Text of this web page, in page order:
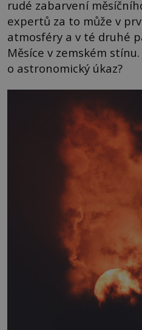
rudé zabarvení
expertů za to může v
atmosféry a v té druhé
Měsíce v zemském
o astronomický úkaz?